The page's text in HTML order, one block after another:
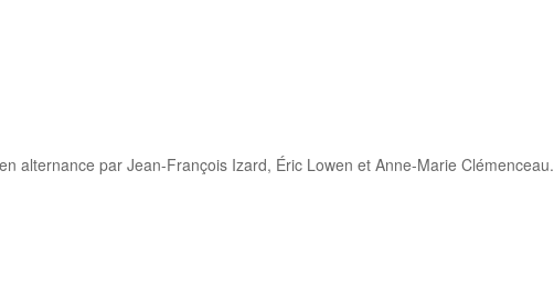
alternance par Jean-François Izard, Éric Lowen et Anne-Marie Clémenceau.